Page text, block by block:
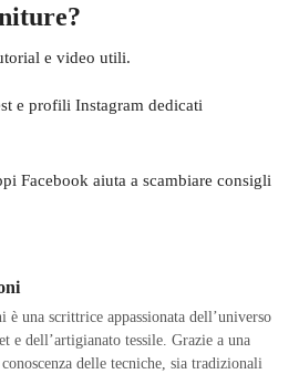
e video utili.
e profili Instagram dedicati
Facebook aiuta a scambiare consigli
è una scrittrice appassionata dell’universo
e dell’artigianato tessile. Grazie a una
delle tecniche, sia tradizionali